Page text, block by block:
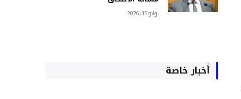
يوليو 15, 2026
أخبار خاصة